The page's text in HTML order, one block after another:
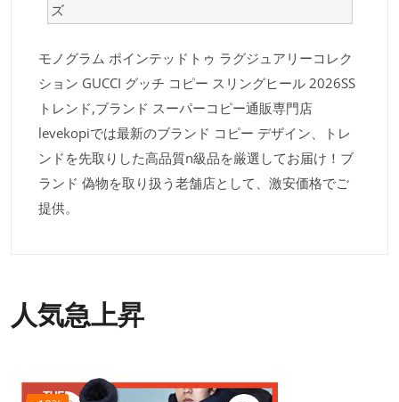
ズ
モノグラム ポインテッドトゥ ラグジュアリーコレク
ション GUCCI グッチ コピー スリングヒール 2026SS
トレンド,ブランド スーパーコピー通販専門店
levekopiでは最新のブランド コピー デザイン、トレ
ンドを先取りした高品質n級品を厳選してお届け！ブ
ランド 偽物を取り扱う老舗店として、激安価格でご
提供。
人気急上昇